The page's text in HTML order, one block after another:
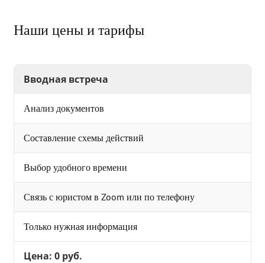
Наши цены и тарифы
Вводная встреча
Анализ документов
Составление схемы действий
Выбор удобного времени
Связь с юристом в Zoom или по телефону
Только нужная информация
Цена: 0 руб.